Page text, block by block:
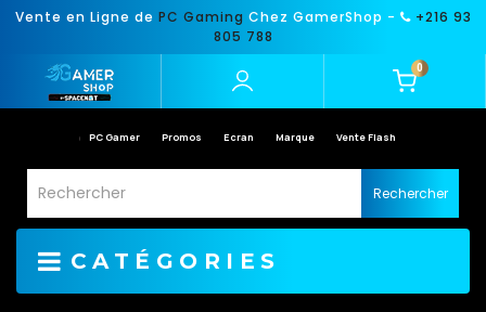
Vente en Ligne de PC Gaming Chez GamerShop -
+216 93
805 788
0
PC Gamer Promos Ecran Marque Vente Flash
Rechercher
CATÉGORIES